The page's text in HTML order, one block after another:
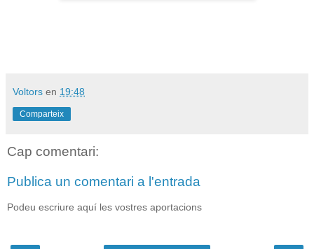
Voltors en 19:48
Comparteix
Cap comentari:
Publica un comentari a l'entrada
Podeu escriure aquí les vostres aportacions